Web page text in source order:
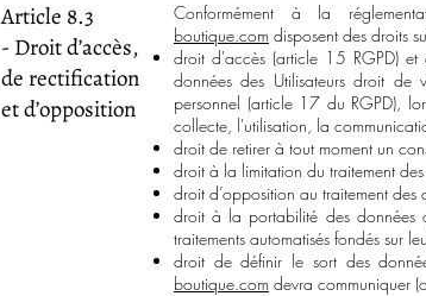
Article 8.3
- Droit d’accès,
de rectification
et d’opposition
Conformément à la
boutique.com disposent des droits
droit d'accès (article 15 RGPD)
données des Utilisateurs droit de
personnel (article 17 du RGPD),
collecte, l'utilisation, la
droit de retirer à tout moment un
droit à la limitation du traitement
droit d’opposition au traitement des
droit à la portabilité des données
traitements automatisés fondés sur
droit de définir le sort des
boutique.com devra communiquer